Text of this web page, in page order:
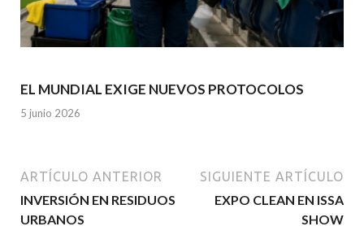
EL MUNDIAL EXIGE NUEVOS PROTOCOLOS
5 junio 2026
ARTÍCULO ANTERIOR
INVERSIÓN EN RESIDUOS
URBANOS
SIGUIENTE ARTÍCULO
EXPO CLEAN EN ISSA
SHOW